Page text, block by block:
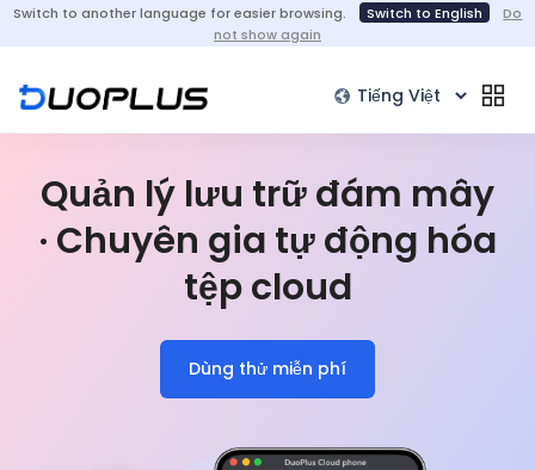
Switch to another language for easier browsing. Switch to English
Do
not show again
Quản lý lưu trữ đám mây
· Chuyên gia tự động hóa
tệp cloud
Dùng thử miễn phí